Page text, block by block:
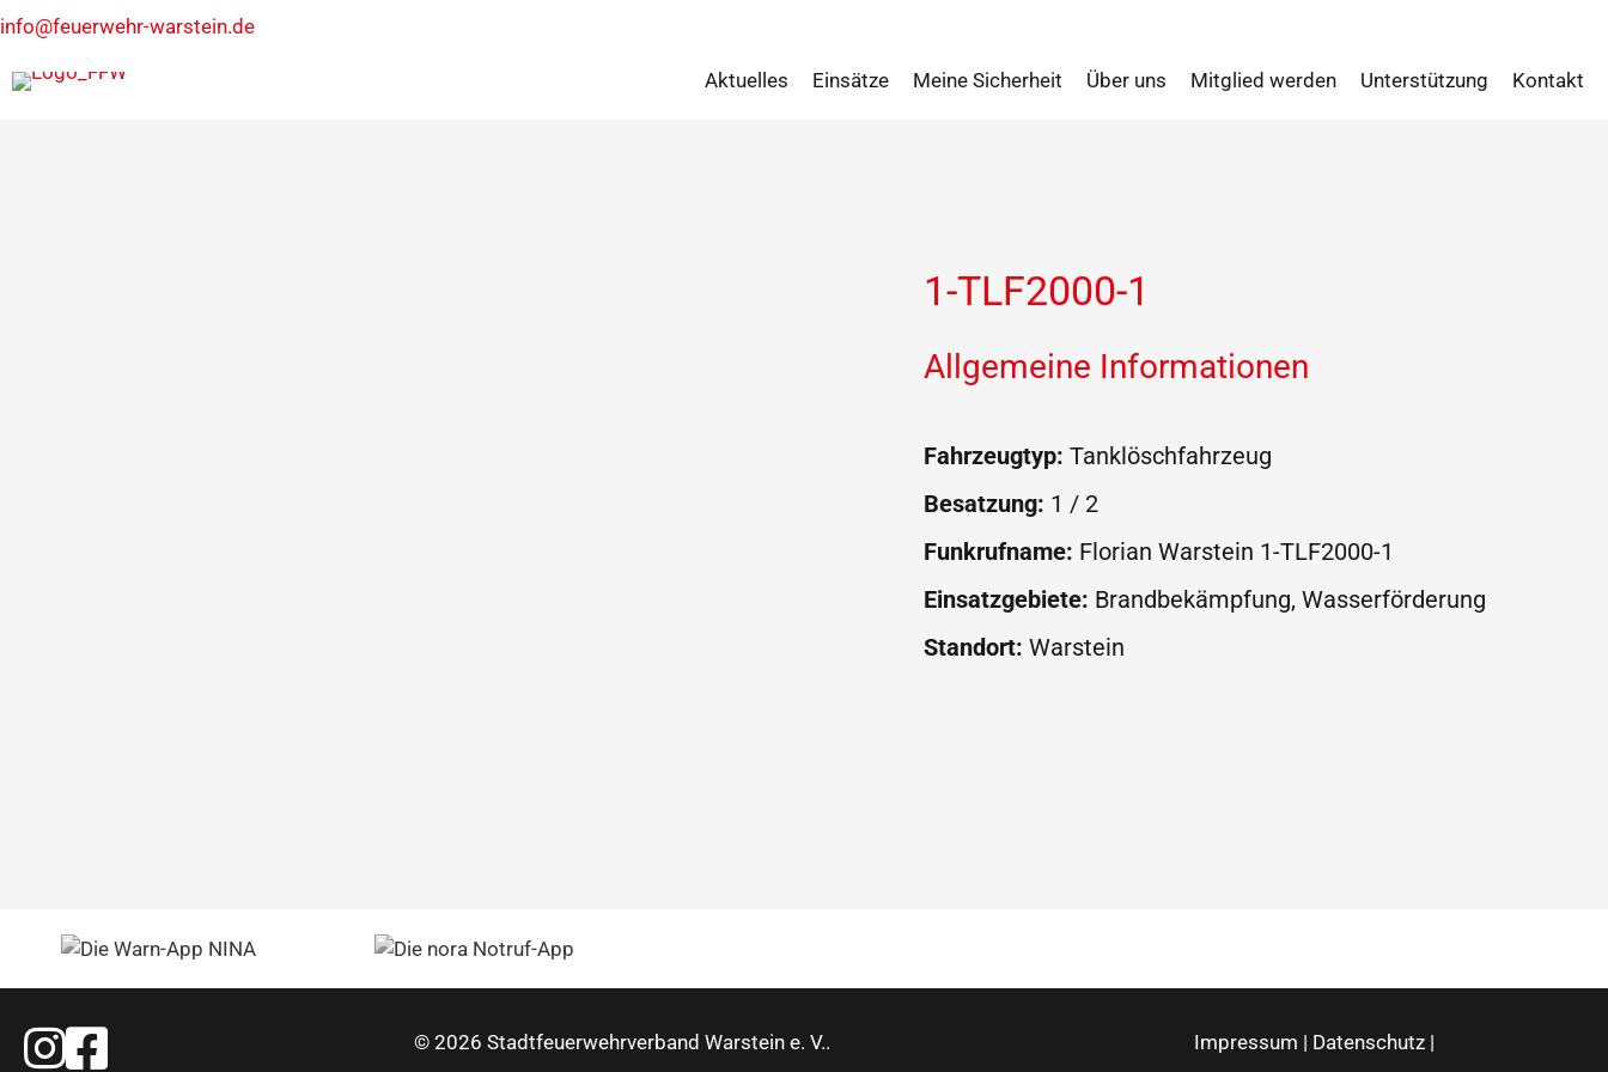
info@feuerwehr-warstein.de
Aktuelles Einsätze Meine Sicherheit Über uns Mitglied werden Unterstützung Kontakt
1-TLF2000-1
Allgemeine Informationen
Fahrzeugtyp: Tanklöschfahrzeug
Besatzung: 1 / 2
Funkrufname: Florian Warstein 1-TLF2000-1
Einsatzgebiete: Brandbekämpfung, Wasserförderung
Standort: Warstein
Feuerwehr Warstein Instagram
Feuerwehr Warstein Facebook © 2026 Stadtfeuerwehrverband Warstein e. V.. Impressum | Datenschutz |